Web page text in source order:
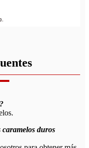
caramelos duros